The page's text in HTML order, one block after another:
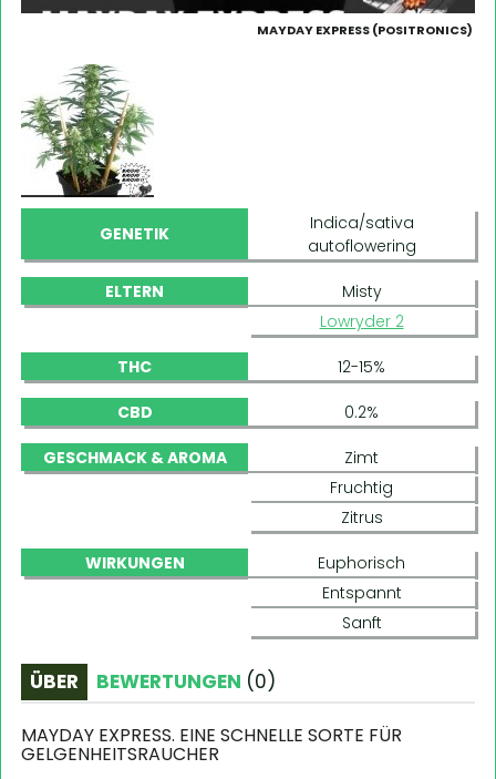
MAYDAY EXPRESS (POSITRONICS)
GENETIK
Indica/sativa
autoflowering
ELTERN
Misty
Lowryder 2
THC 12-15%
CBD 0.2%
GESCHMACK & AROMA
Zimt
Fruchtig
Zitrus
WIRKUNGEN
Euphorisch
Entspannt
Sanft
ÜBER BEWERTUNGEN (0)
MAYDAY EXPRESS. EINE SCHNELLE SORTE FÜR
GELGENHEITSRAUCHER